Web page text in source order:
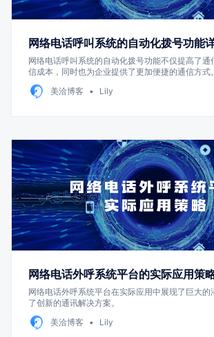
网络电话呼叫系统的自动化拨号功能
网络电话呼叫系统的自动化拨号功能不仅提高了通
信成本，同时也为企业提供了更加便捷的通信方式。
美洽博客
Lily
网络电话外呼系统平台的实际应用策
网络电话外呼系统平台在实际应用中展现了巨大的
了创新的通讯解决方案。
美洽博客
Lily